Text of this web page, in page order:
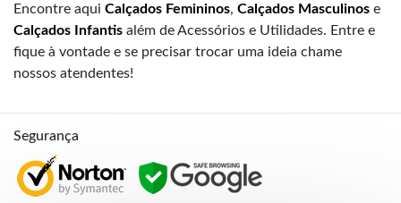
Encontre aqui Calçados Femininos, Calçados Masculinos e
Calçados Infantis além de Acessórios e Utilidades. Entre e
fique à vontade e se precisar trocar uma ideia chame
nossos atendentes!
Segurança